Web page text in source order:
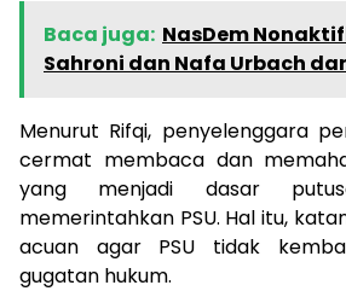
Baca juga: NasDem
Sahroni dan Nafa Urbach
Menurut Rifqi, penyelenggara
cermat membaca dan
yang menjadi dasar
memerintahkan PSU. Hal itu,
acuan agar PSU tidak
gugatan hukum.